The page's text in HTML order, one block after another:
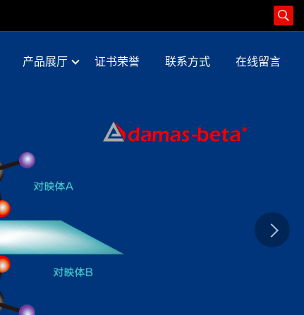
产品展厅 证书荣誉 联系方式 在线留言